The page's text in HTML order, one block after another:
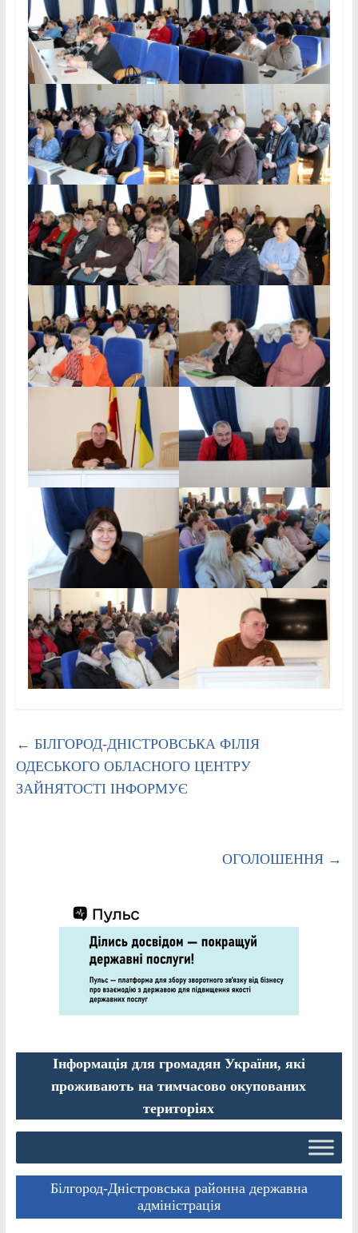
← БІЛГОРОД-ДНІСТРОВСЬКА ФІЛІЯ
ОДЕСЬКОГО ОБЛАСНОГО ЦЕНТРУ
ЗАЙНЯТОСТІ ІНФОРМУЄ
ОГОЛОШЕННЯ →
Інформація для громадян України, які
проживають на тимчасово окупованих
територіях
Білгород-Дністровська районна державна
адміністрація